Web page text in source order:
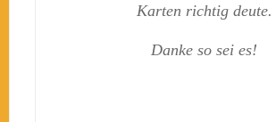
Karten richtig deute.
Danke so sei es!